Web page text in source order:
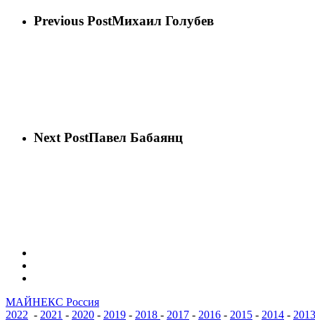
Previous PostМихаил Голубев
Next PostПавел Бабаянц
МАЙНЕКС Россия
2022 - 2021 - 2020 - 2019 - 2018 - 2017 - 2016 - 2015 - 2014 - 2013